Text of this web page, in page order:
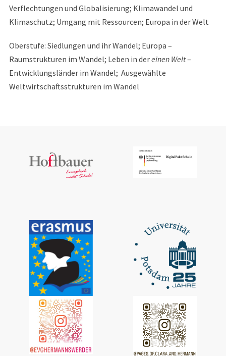
Verflechtungen und Globalisierung; Klimawandel und
Klimaschutz; Umgang mit Ressourcen; Europa in der Welt
Oberstufe: Siedlungen und ihr Wandel; Europa –
Raumstrukturen im Wandel; Leben in dereinen Welt–
Entwicklungsländer im Wandel; Ausgewählte
Weltwirtschaftsstrukturen im Wandel